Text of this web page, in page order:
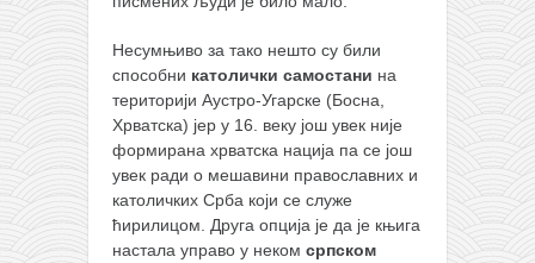
Несумњиво за тако нешто су били
способни католички самостани на
територији Аустро-Угарске (Босна,
Хрватска) јер у 16. веку још увек није
формирана хрватска нација па се још
увек ради о мешавини православних и
католичких Срба који се служе
ћирилицом. Друга опција је да је књига
настала управо у неком српском